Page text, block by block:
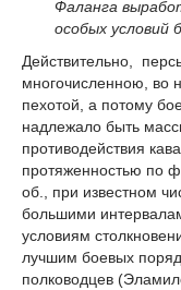
Фаланга
особых условий
Действительно,
многочисленною, во
пехотой, а потому
надлежало быть
противодействия
протяженностью по
об., при известном
большими
условиям
лучшим боевых
полководцев